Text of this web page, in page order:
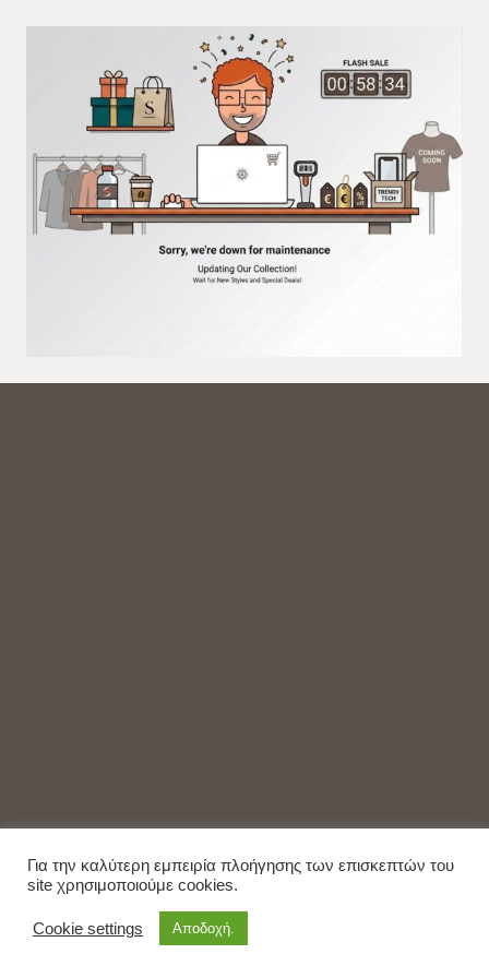
Για την καλύτερη εμπειρία πλοήγησης των επισκεπτών του
site χρησιμοποιούμε cookies.
Cookie settings Αποδοχή.